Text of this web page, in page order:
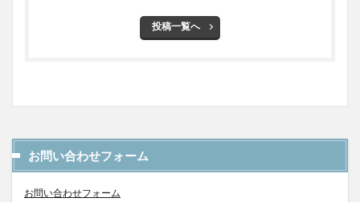
投稿一覧へ
お問い合わせフォーム
お問い合わせフォーム